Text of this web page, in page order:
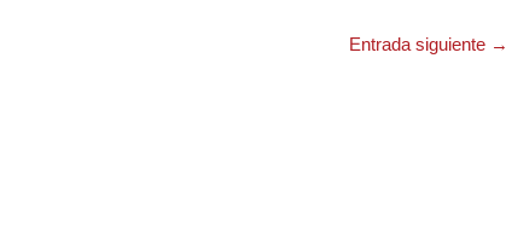
Entrada siguiente →